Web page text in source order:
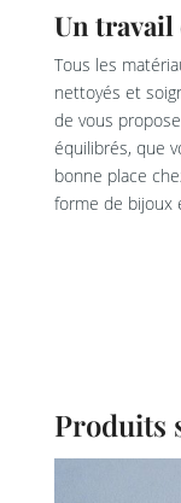
Un travail
Tous les
nettoyés et
de vous
équilibrés, que
bonne place
forme de bijoux
Produits